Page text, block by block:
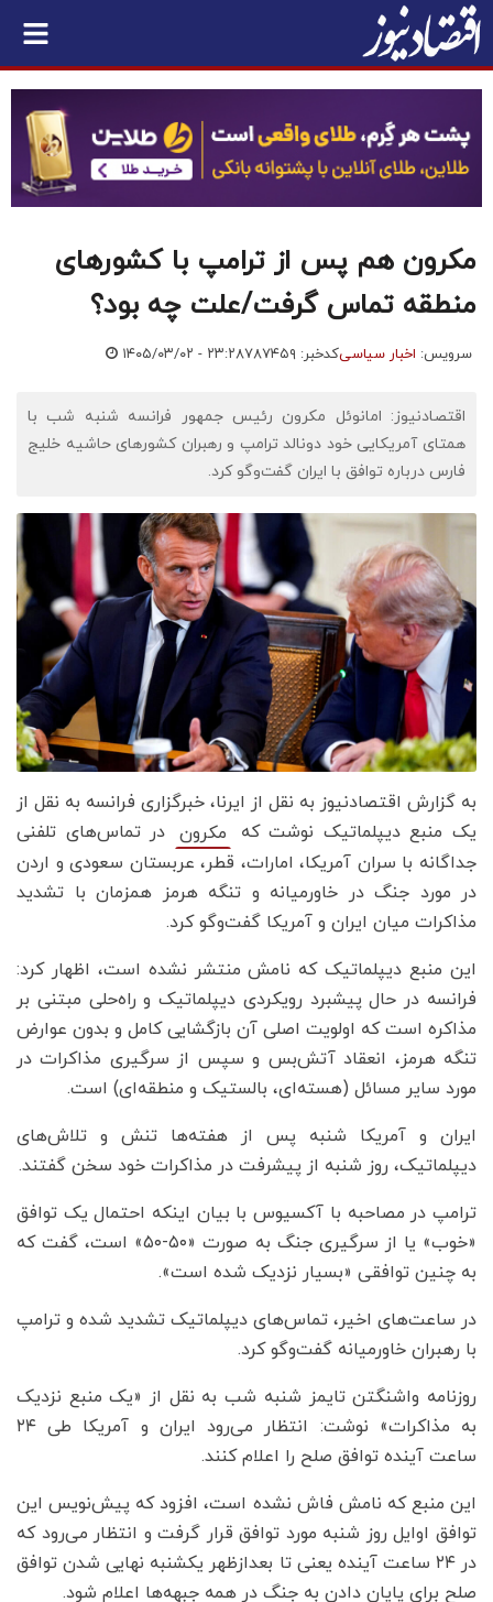
مکرون هم پس از ترامپ با کشورهای
منطقه تماس گرفت/علت چه بود؟
سرویس: اخبار سیاسیکدخبر: ۷۸۷۴۵۹ ۱۴۰۵/۰۳/۰۲ - ۲۳:۲۸
اقتصادنیوز: امانوئل مکرون رئیس جمهور فرانسه شنبه شب با
همتای آمریکایی خود دونالد ترامپ و رهبران کشورهای حاشیه خلیج
فارس درباره توافق با ایران گفت‌وگو کرد.
به گزارش اقتصادنیوز به نقل از ایرنا، خبرگزاری فرانسه به نقل از
یک منبع دیپلماتیک نوشت که
مکرون در تماس‌های تلفنی
جداگانه با سران آمریکا، امارات، قطر، عربستان سعودی و اردن
در مورد جنگ در خاورمیانه و تنگه هرمز همزمان با تشدید
مذاکرات میان ایران و آمریکا گفت‌وگو کرد.
این منبع دیپلماتیک که نامش منتشر نشده است، اظهار کرد:
فرانسه در حال پیشبرد رویکردی دیپلماتیک و راه‌حلی مبتنی بر
مذاکره است که اولویت اصلی آن بازگشایی کامل و بدون عوارض
تنگه هرمز، انعقاد آتش‌بس و سپس از سرگیری مذاکرات در
مورد سایر مسائل (هسته‌ای، بالستیک و منطقه‌ای) است.
ایران و آمریکا شنبه پس از هفته‌ها تنش و تلاش‌های
دیپلماتیک، روز شنبه از پیشرفت در مذاکرات خود سخن گفتند.
ترامپ در مصاحبه با آکسیوس با بیان اینکه احتمال یک توافق
«خوب» یا از سرگیری جنگ به صورت «۵۰-۵۰» است، گفت که
به چنین توافقی «بسیار نزدیک شده است».
در ساعت‌های اخیر، تماس‌های دیپلماتیک تشدید شده و ترامپ
با رهبران خاورمیانه گفت‌وگو کرد.
روزنامه واشنگتن تایمز شنبه شب به نقل از «یک منبع نزدیک
به مذاکرات» نوشت: انتظار می‌رود ایران و آمریکا طی ۲۴
ساعت آینده توافق صلح را اعلام کنند.
این منبع که نامش فاش نشده است، افزود که پیش‌نویس این
توافق اوایل روز شنبه مورد توافق قرار گرفت و انتظار می‌رود که
در ۲۴ ساعت آینده یعنی تا بعدازظهر یکشنبه نهایی شدن توافق
صلح برای پایان دادن به جنگ در همه جبهه‌ها اعلام شود.